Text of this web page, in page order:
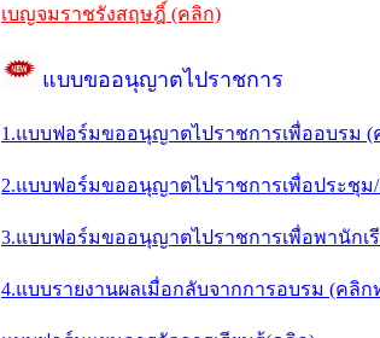
เบญจมราชรังสฤษฎิ์ (คลิก)
แบบขออนุญาตไปราชการ
1.แบบฟอร์มขออนุญาตไปราชการเพื่ออบรม (
2.แบบฟอร์มขออนุญาตไปราชการเพื่อประชุ
3.แบบฟอร์มขออนุญาตไปราชการเพื่อพานักเ
4.แบบรายงานผลเมื่อกลับจากการอบรม (คลิก